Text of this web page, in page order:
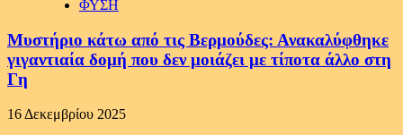
ΦΥΣΗ
Μυστήριο κάτω από τις Βερμούδες: Ανακαλύφθηκε
γιγαντιαία δομή που δεν μοιάζει με τίποτα άλλο στη
Γη
16 Δεκεμβρίου 2025